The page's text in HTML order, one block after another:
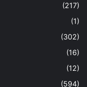
(217)
(1)
(302)
(16)
(12)
(594)